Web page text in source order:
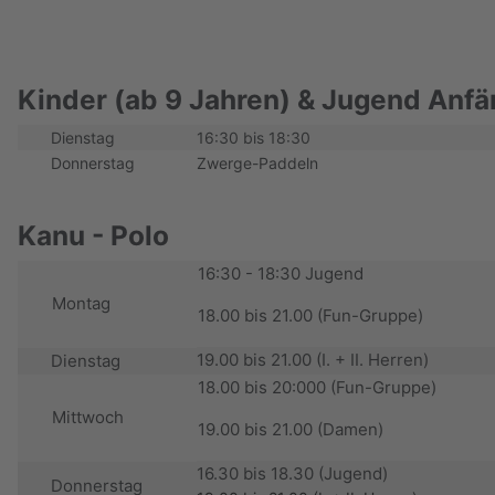
Kinder (ab 9 Jahren) & Jugend
Dienstag
16:30 bis 18:30
Donnerstag
Zwerge-Paddeln
Kanu - Polo
Montag
16:30 - 18:30 Jugend
18.00 bis 21.00 (Fun-Gruppe)
Dienstag 19.00 bis 21.00 (I. + II. Herren)
Mittwoch
18.00 bis 20:000 (Fun-Gruppe)
19.00 bis 21.00 (Damen)
Donnerstag
16.30 bis 18.30 (Jugend)